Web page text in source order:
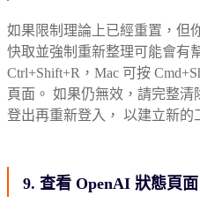
如果限制理論上已經重置，但
快取並強制重新整理可能會有
Ctrl+Shift+R，Mac 可按
頁面。 如果仍無效，請完整清
登出再重新登入， 以建立新的
9. 查看 OpenAI 狀態頁面